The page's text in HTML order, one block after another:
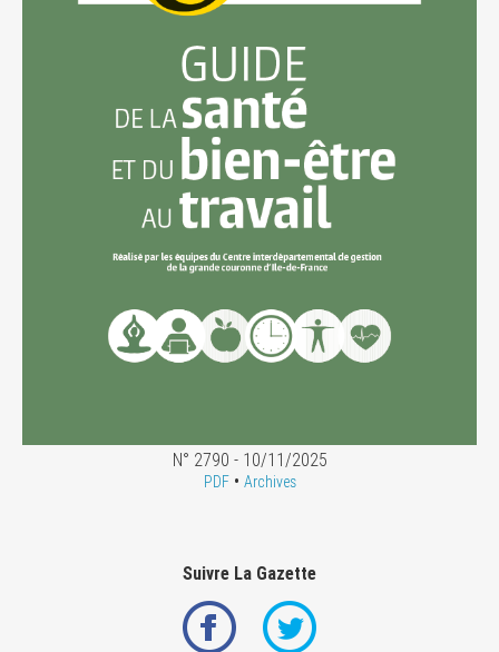
N° 2790 - 10/11/2025
PDF• Archives
Suivre La Gazette